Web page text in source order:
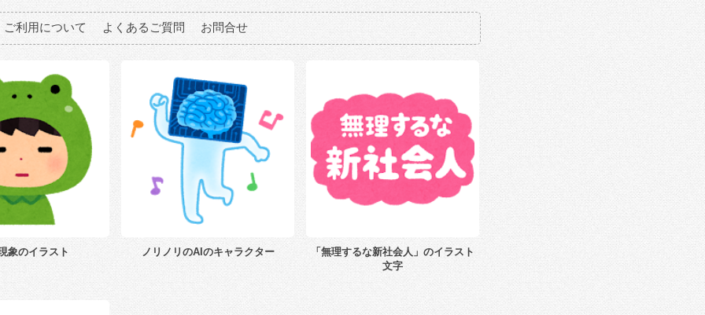
ご利用について よくあるご質問 お問合せ
象のイラスト ノリノリのAIのキャラクター
「無理するな新社会人」のイラスト
文字